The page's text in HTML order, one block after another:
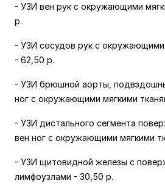
- УЗИ вен рук с окружающими
р.
- УЗИ сосудов рук с окружающими
- 62,50 р.
- УЗИ брюшной аорты,
ног с окружающими мягкими
- УЗИ дистального сегмента
вен ног с окружающими мягкими
- УЗИ щитовидной железы с
лимфоузлами - 30,50 р.